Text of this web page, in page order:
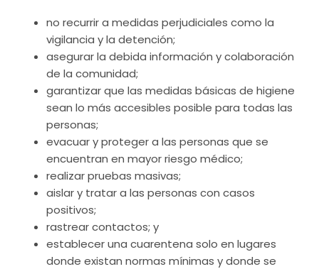
no recurrir a medidas perjudiciales como la
vigilancia y la detención;
asegurar la debida información y colaboración
de la comunidad;
garantizar que las medidas básicas de higiene
sean lo más accesibles posible para todas las
personas;
evacuar y proteger a las personas que se
encuentran en mayor riesgo médico;
realizar pruebas masivas;
aislar y tratar a las personas con casos
positivos;
rastrear contactos; y
establecer una cuarentena solo en lugares
donde existan normas mínimas y donde se